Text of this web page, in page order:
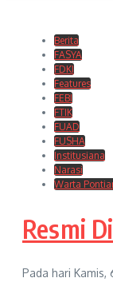
Berita
FASYA
FDKI
Features
FEBI
FTIK
FUAD
FUSHA
Institusiana
Narasi
Warta
Resmi
Pada hari